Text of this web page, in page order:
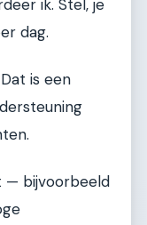
ik. Stel, je
dag.
is een
— bijvoorbeeld